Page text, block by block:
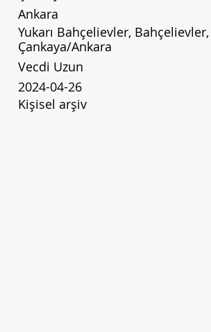
Ankara
Yukarı Bahçelievler,
Çankaya/Ankara
Vecdi Uzun
2024-04-26
Kişisel arşiv